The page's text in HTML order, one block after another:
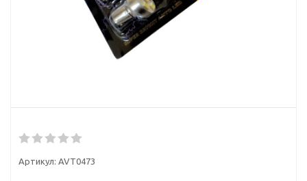
Артикул: AVT0473